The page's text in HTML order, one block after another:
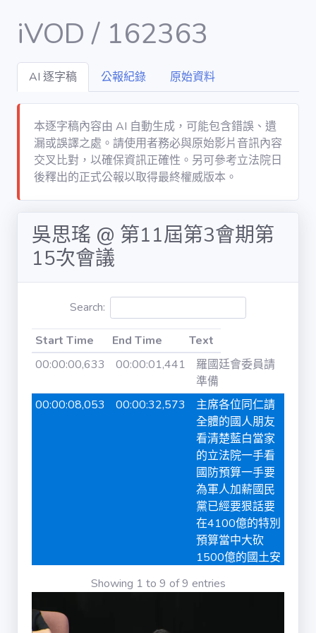
Dashboard
會議 / meet
立委 / legislator
委員會 /
iVOD / ivod
interpellation
iVOD / 162363
AI 逐字稿 公報紀錄 原始資料
本逐字稿內容由 AI 自動生成，可能包含錯誤、遺
漏或誤譯之處。請使用者務必與原始影片音訊內容
交叉比對，以確保資訊正確性。另可參考立法院日
後釋出的正式公報以取得最終權威版本。
吳思瑤 @ 第11屆第3會期第
15次會議
Search:
Start Time End Time
Text
Start Time
End Time Text
00:00:00,633 00:00:01,441
羅國廷會委員請
準備
00:00:08,053
00:00:32,573
主席各位同仁請
全體的國人朋友
看清楚藍白當家
的立法院一手看
國防預算一手要
為軍人加薪國民
黨已經要狠話要
在4100億的特別
預算當中大砍
1500億的國土安
國民黨卻又抗國
Showing 1 to 9 of 9 entries